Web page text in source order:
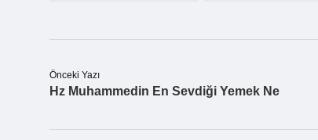
Önceki Yazı
Hz Muhammedin En Sevdiği Yemek Ne